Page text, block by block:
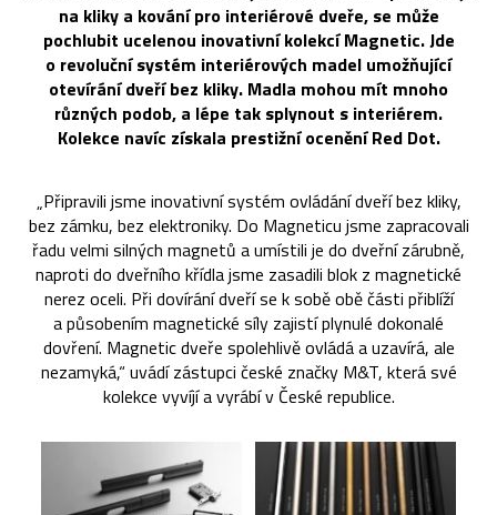
na kliky a kování pro interiérové dveře, se může
pochlubit ucelenou inovativní kolekcí Magnetic. Jde
o revoluční systém interiérových madel umožňující
otevírání dveří bez kliky. Madla mohou mít mnoho
různých podob, a lépe tak splynout s interiérem.
Kolekce navíc získala prestižní ocenění Red Dot.
„Připravili jsme inovativní systém ovládání dveří bez kliky,
bez zámku, bez elektroniky. Do Magneticu jsme zapracovali
řadu velmi silných magnetů a umístili je do dveřní zárubně,
naproti do dveřního křídla jsme zasadili blok z magnetické
nerez oceli. Při dovírání dveří se k sobě obě části přiblíží
a působením magnetické síly zajistí plynulé dokonalé
dovření. Magnetic dveře spolehlivě ovládá a uzavírá, ale
nezamyká,“ uvádí zástupci české značky M&T, která své
kolekce vyvíjí a vyrábí v České republice.